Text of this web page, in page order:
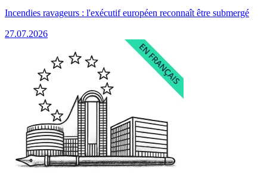
Incendies ravageurs : l'exécutif européen reconnaît être submergé
27.07.2026